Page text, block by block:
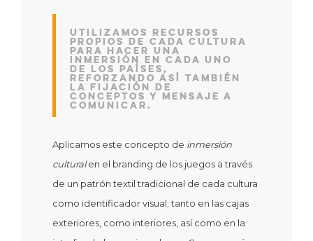
Utilizamos recursos
propios de cada cultura
para hacer una
inmersión en cada uno
de los países,
reforzando así también
la fijación de
conceptos y mensaje a
comunicar.
Aplicamos este concepto de inmersión
culturalen el branding de los juegos a través
de un patrón textil tradicional de cada cultura
como identificador visual; tanto en las cajas
exteriores, como interiores, así como en la